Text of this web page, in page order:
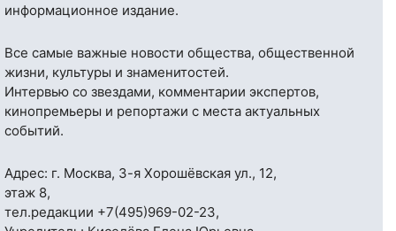
информационное издание.
Все самые важные новости общества, общественной
жизни, культуры и знаменитостей.
Интервью со звездами, комментарии экспертов,
кинопремьеры и репортажи с места актуальных
событий.
Адрес: г. Москва, 3-я Хорошёвская ул., 12,
этаж 8,
тел.редакции +7(495)969-02-23,